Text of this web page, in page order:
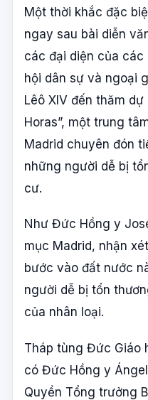
Một thời khắc đặc
ngay sau bài diễn
các đại diện của
hội dân sự và ngoại
Lêô XIV đến thăm
Horas”, một trung
Madrid chuyên đón
những người dễ bị
cư.
Như Đức Hồng y
mục Madrid, nhận
bước vào đất nước
người dễ bị tổn
của nhân loại.
Tháp tùng Đức Giáo
có Đức Hồng y
Quyền Tổng trưởng